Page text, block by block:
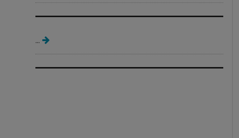
Boli contagioase
...